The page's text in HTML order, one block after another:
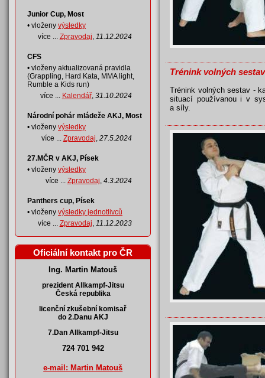
Trénink volných sestav
Trénink volných sestav -
situací používanou i v
a síly.
Junior Cup, Most
• vloženy výsledky
více ... Zpravodaj, 11.12.2024
CFS
• vloženy aktualizovaná pravidla
(Grappling, Hard Kata, MMA light,
Rumble a Kids run)
více ... Kalendář, 31.10.2024
Národní pohár mládeže AKJ, Most
• vloženy výsledky
více ... Zpravodaj, 27.5.2024
27.MČR v AKJ, Písek
• vloženy výsledky
více ... Zpravodaj, 4.3.2024
Panthers cup, Písek
• vloženy výsledky jednotlivců
více ... Zpravodaj, 11.12.2023
Oficiální kontakt pro ČR
Ing. Martin Matouš
prezident Allkampf-Jitsu
Česká republika
licenční zkušební komisař
do 2.Danu AKJ
7.Dan Allkampf-Jitsu
724 701 942
e-mail: Martin Matouš